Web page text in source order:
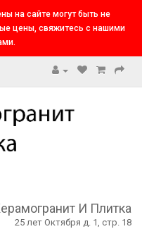
на сайте могут быть не
цены, свяжитесь с нашими
И Плитка
25 лет Октября д. 1, стр. 18